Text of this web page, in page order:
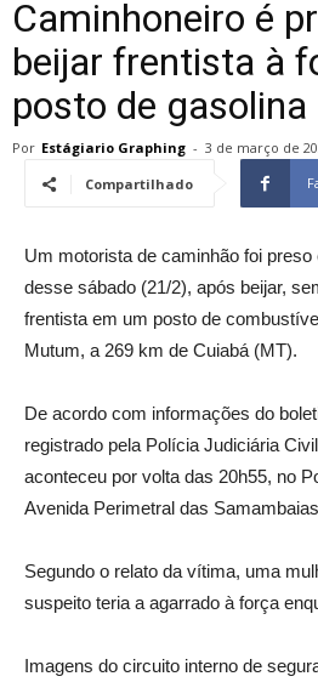
Caminhoneiro é
beijar frentista à
posto de gasolina
Por Estágiario Graphing - 3 de março de
Compartilhado
Um motorista de caminhão foi preso
desse sábado (21/2), após beijar,
frentista em um posto de
Mutum, a 269 km de Cuiabá (MT).
De acordo com informações do
registrado pela Polícia Judiciária
aconteceu por volta das 20h55, no
Avenida Perimetral das
Segundo o relato da vítima, uma
suspeito teria a agarrado à força
Imagens do circuito interno de